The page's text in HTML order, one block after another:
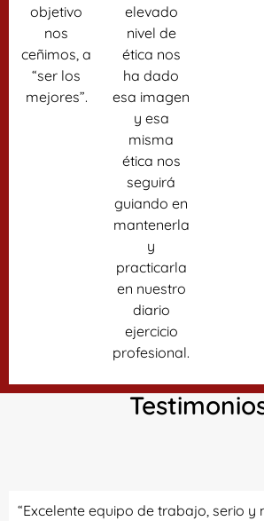
objetivo
nos
ceñimos, a
“ser los
mejores”.
elevado
nivel de
ética nos
ha dado
esa imagen
y esa
misma
ética nos
seguirá
guiando en
mantenerla
y
practicarla
en nuestro
diario
ejercicio
profesional.
“Excelente equipo de trabajo, serio y